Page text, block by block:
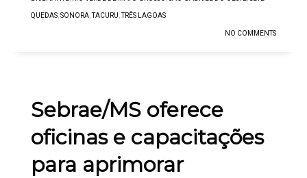
QUEDAS SONORA ,TACURU ,TRÊS LAGOAS
NO COMMENTS
Sebrae/MS oferece
oficinas e capacitações
para aprimorar